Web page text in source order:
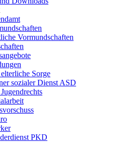
Vormundschaften
Sorge
sozialer Dienst ASD
PKD